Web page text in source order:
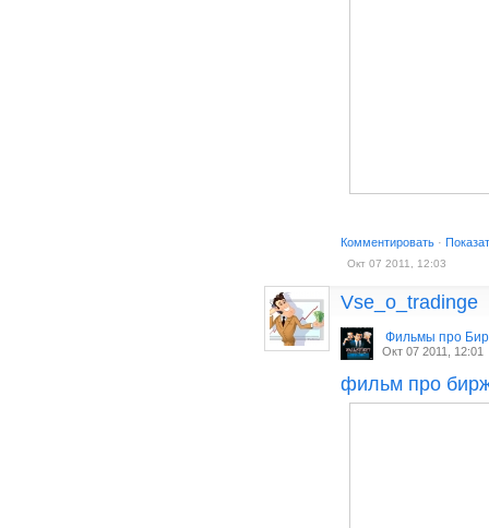
Комментировать ·
Окт 07 2011, 12:03
Vse_o_tradinge
Фильмы про
Окт 07 2011, 12:01
фильм про